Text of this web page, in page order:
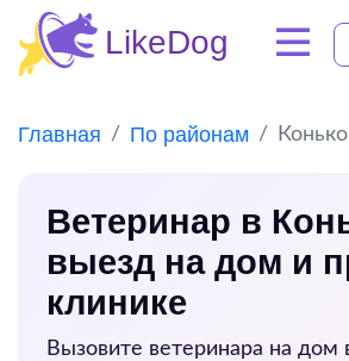
Главная По районам
Ветеринар в
выезд на дом и
клинике
Вызовите ветеринара на дом